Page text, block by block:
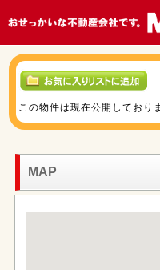
この物件は現在公開しており
MAP